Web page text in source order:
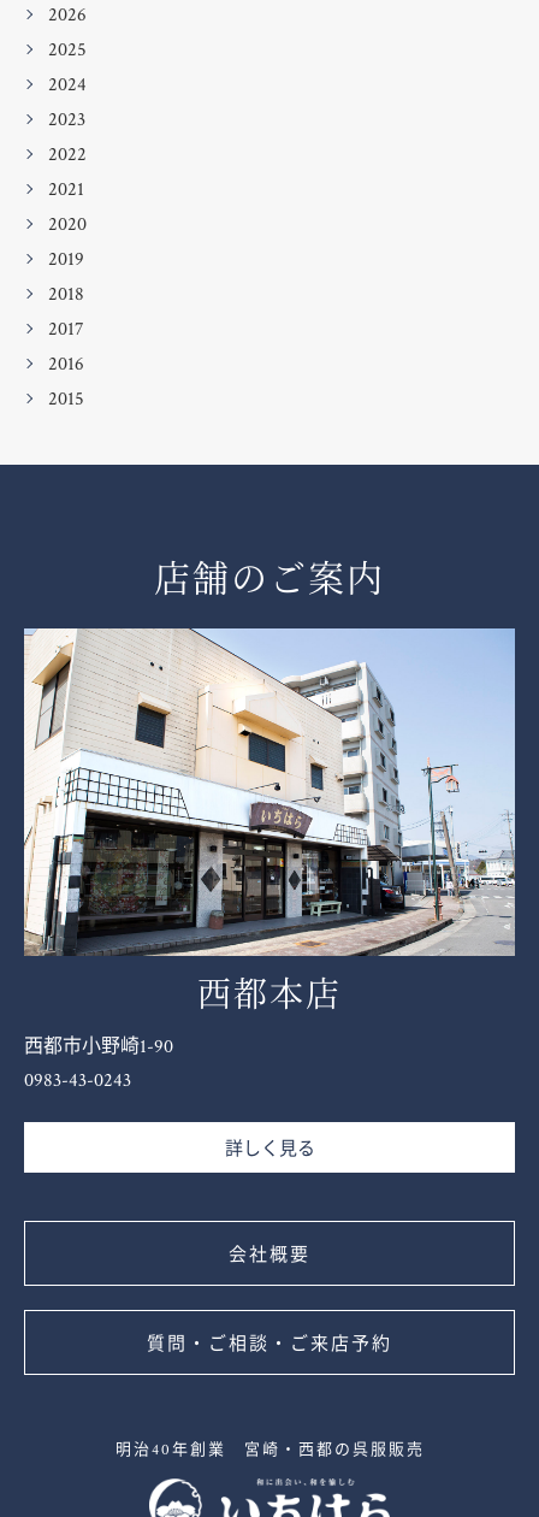
2026
2025
2024
2023
2022
2021
2020
2019
2018
2017
2016
2015
店舗のご案内
西都本店
西都市小野崎1-90
0983-43-0243
詳しく見る
会社概要
質問・ご相談・ご来店予約
明治40年創業 宮崎・西都の呉服販売